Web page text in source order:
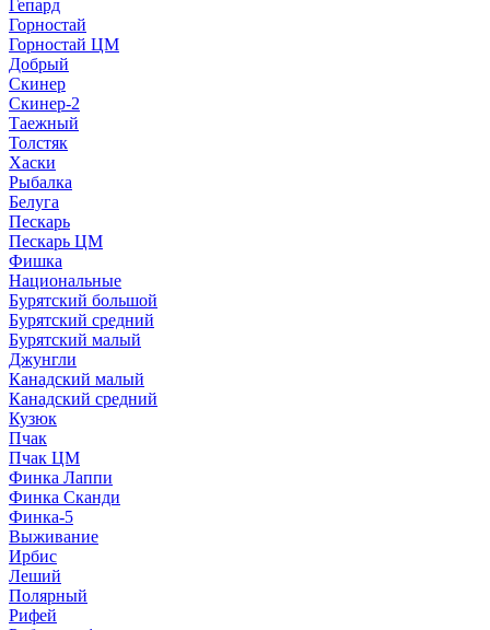
Гепард
Горностай
Горностай ЦМ
Добрый
Скинер
Скинер-2
Таежный
Толстяк
Хаски
Рыбалка
Белуга
Пескарь
Пескарь ЦМ
Фишка
Национальные
Бурятский большой
Бурятский средний
Бурятский малый
Джунгли
Канадский малый
Канадский средний
Кузюк
Пчак
Пчак ЦМ
Финка Лаппи
Финка Сканди
Финка-5
Выживание
Ирбис
Леший
Полярный
Рифей